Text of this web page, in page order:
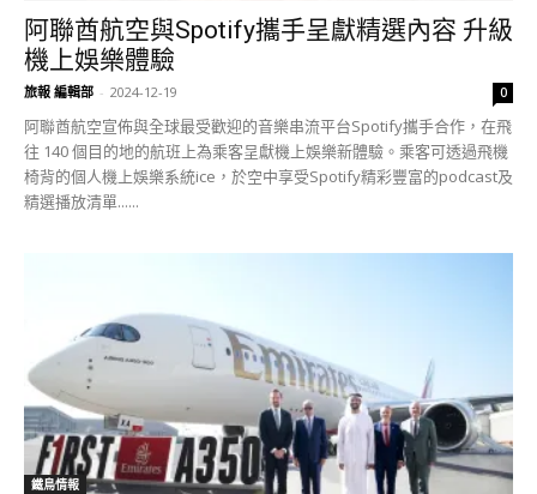
阿聯酋航空與Spotify攜手呈獻精選內容 升級
機上娛樂體驗
旅報 編輯部 - 2024-12-19 0
阿聯酋航空宣佈與全球最受歡迎的音樂串流平台Spotify攜手合作，在飛
往 140 個目的地的航班上為乘客呈獻機上娛樂新體驗。乘客可透過飛機
椅背的個人機上娛樂系統ice，於空中享受Spotify精彩豐富的podcast及
精選播放清單......
鐵鳥情報